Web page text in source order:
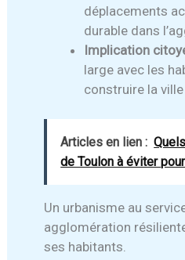
déplacements
durable dans
Implication
large avec les
construire la
Articles en lien :
de Toulon à éviter
Un urbanisme au
agglomération
ses habitants.